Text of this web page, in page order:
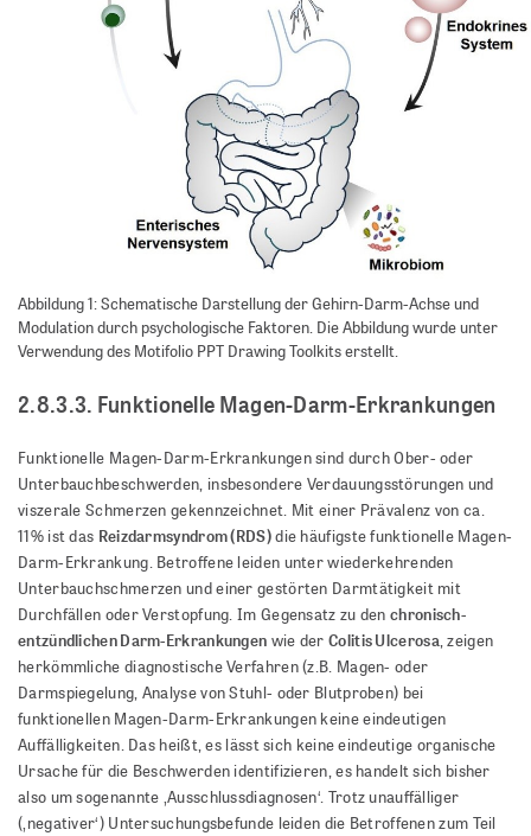
Abbildung 1: Schematische Darstellung der Gehirn-Darm-Achse und
Modulation durch psychologische Faktoren. Die Abbildung wurde unter
Verwendung des Motifolio PPT Drawing Toolkits erstellt.
2.8.3.3. Funktionelle Magen-Darm-Erkrankungen
Funktionelle Magen-Darm-Erkrankungen sind durch Ober- oder
Unterbauchbeschwerden, insbesondere Verdauungsstörungen und
viszerale Schmerzen gekennzeichnet. Mit einer Prävalenz von ca.
11% ist das Reizdarmsyndrom (RDS)die häufigste funktionelle Magen-
Darm-Erkrankung. Betroffene leiden unter wiederkehrenden
Unterbauchschmerzen und einer gestörten Darmtätigkeit mit
Durchfällen oder Verstopfung. Im Gegensatz zu den chronisch-
entzündlichen Darm-Erkrankungen wie derColitis Ulcerosa, zeigen
herkömmliche diagnostische Verfahren (z.B. Magen- oder
Darmspiegelung, Analyse von Stuhl- oder Blutproben) bei
funktionellen Magen-Darm-Erkrankungen keine eindeutigen
Auffälligkeiten. Das heißt, es lässt sich keine eindeutige organische
Ursache für die Beschwerden identifizieren, es handelt sich bisher
also um sogenannte ‚Ausschlussdiagnosen‘. Trotz unauffälliger
(‚negativer‘) Untersuchungsbefunde leiden die Betroffenen zum Teil